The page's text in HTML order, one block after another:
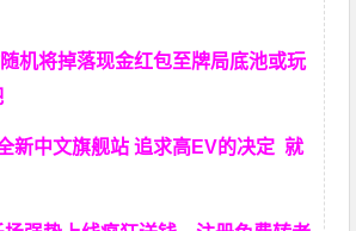
机将掉落现金红包至牌局底池或玩
新中文旗舰站 追求高EV的决定就